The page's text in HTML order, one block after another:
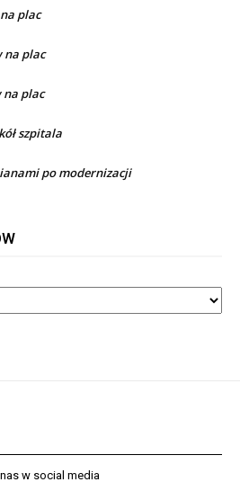
plac
na plac
na plac
szpitala
po modernizacji
w social media